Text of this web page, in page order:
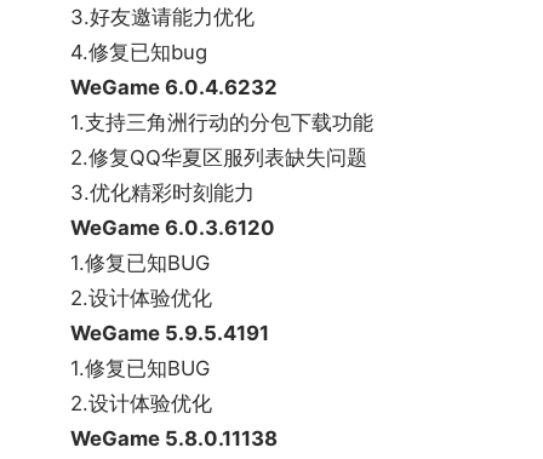
险RPG，这个世界也许会让你感到有点新奇...甚至离
《落日山丘》
《落日山丘》是一款绘本风格的叙事解谜游戏，讲述
了小说家“Nico”在退伍后的一段旅行故事。玩家扮演
主角 Nico 乘坐火车前往每一个城市探望昔日的战
友，旅途中遇到各式各样的人和事，通过解决途中的
各种谜题，逐渐体会到生活的百态。当年的战友们过
着各自不一样的人生，重逢后回忆起过去的战争经
历，解开当初的战争和 Nico 的过去，渐渐揭示 Nico
此次旅行的真正用意。
《08征途》
无兄弟不征途!由征途原班人马打造的《08征途》原汁
3.好友邀请能力优化
4.修复已知bug
WeGame 6.0.4.6232
1.支持三角洲行动的分包下载功能
2.修复QQ华夏区服列表缺失问题
3.优化精彩时刻能力
WeGame 6.0.3.6120
1.修复已知BUG
2.设计体验优化
WeGame 5.9.5.4191
1.修复已知BUG
2.设计体验优化
WeGame 5.8.0.11138